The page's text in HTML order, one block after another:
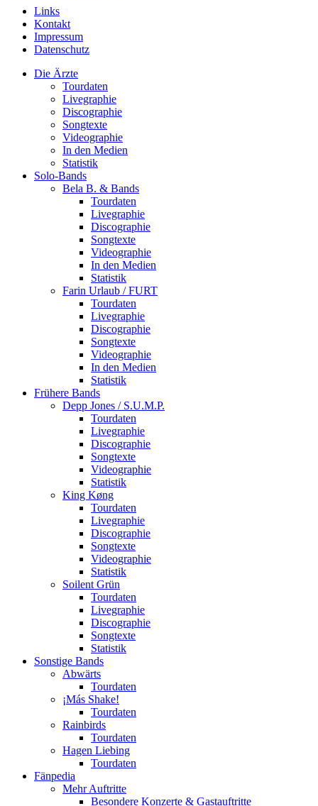
Links
Kontakt
Impressum
Datenschutz
Die Ärzte
Tourdaten
Livegraphie
Discographie
Songtexte
Videographie
In den Medien
Statistik
Solo-Bands
Bela B. & Bands
Tourdaten
Livegraphie
Discographie
Songtexte
Videographie
In den Medien
Statistik
Farin Urlaub / FURT
Tourdaten
Livegraphie
Discographie
Songtexte
Videographie
In den Medien
Statistik
Frühere Bands
Depp Jones / S.U.M.P.
Tourdaten
Livegraphie
Discographie
Songtexte
Videographie
Statistik
King Køng
Tourdaten
Livegraphie
Discographie
Songtexte
Videographie
Statistik
Soilent Grün
Tourdaten
Livegraphie
Discographie
Songtexte
Statistik
Sonstige Bands
Abwärts
Tourdaten
¡Más Shake!
Tourdaten
Rainbirds
Tourdaten
Hagen Liebing
Tourdaten
Fänpedia
Mehr Auftritte
Besondere Konzerte & Gastauftritte